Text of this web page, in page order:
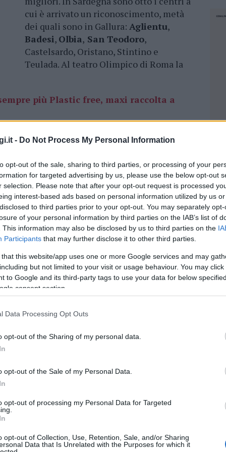
- Do Not Process My Personal Information
opt-out of the sale, sharing to third parties, or processing of your
for targeted advertising by us, please use the below opt-out
selection. Please note that after your opt-out request is processed
interest-based ads based on personal information utilized by us
to third parties prior to your opt-out. You may separately
of your personal information by third parties on the IAB’s list of
This information may also be disclosed by us to third parties on the
Participants that may further disclose it to other third parties.
that this website/app uses one or more Google services and may
but not limited to your visit or usage behaviour. You may
to Google and its third-party tags to use your data for below
consent section.
Data Processing Opt Outs
opt-out of the Sharing of my personal data.
opt-out of the Sale of my Personal Data.
opt-out of processing my Personal Data for Targeted
opt-out of Collection, Use, Retention, Sale, and/or Sharing
Data that Is Unrelated with the Purposes for which it
cui è arrivato un riconoscimento, metà
dei quali sono in Gallura: Aglientu,
Badesi, Olbia, San Teodoro,
Castelsardo, Oristano, Stintino e
Teulada. Al teatro Olimpico di Roma la
più Plastic free, maxi raccolta a
col massimo riconoscimento delle “tre
Camporotondo Etneo (Sicilia); Castro
Termoli (Molise); Tortora (Calabria).
del 15% dei Comuni premiati, segno di una
Basti pensare che nel 2022 erano
ha dichiarato
Luca De Gaetano
, fondatore e
Ma il dato più importante riguarda l’impatto
al sostegno delle amministrazioni e
volontari, siamo riusciti a rimuovere più di
locali: ispirare le persone a fare la
piccoli gesti individuali, sommati tra loro,
reale nella tutela dell’ambiente e nella cura
ancheEnnio Tasciotti, direttore
ordinario e direttore dello
Raffaele di Roma, che ha illustrato i primi
sulla presenza di micro e